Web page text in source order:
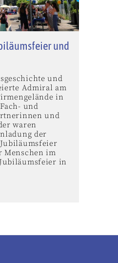
und
und
Admiral am
in
und
und
waren
der
Menschen im
in